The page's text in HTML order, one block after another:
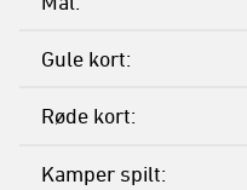
Gule kort
Røde kort
Kamper spilt